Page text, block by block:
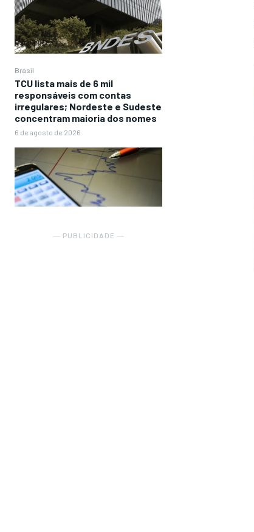
Brasil
TCU lista mais de 6 mil
responsáveis com contas
irregulares; Nordeste e Sudeste
concentram maioria dos nomes
6 de agosto de 2026
― PUBLICIDADE ―